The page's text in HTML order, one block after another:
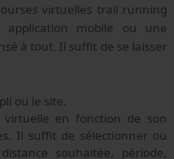
virtuelles trail running
mobile ou une
à tout. Il suffit de se laisser
ou le site.
en fonction de son
Il suffit de sélectionner ou
souhaitée, période,